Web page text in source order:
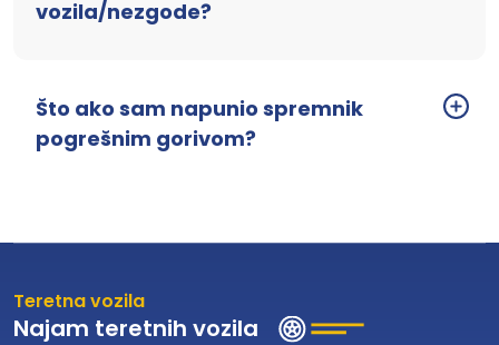
vozila/nezgode?
Što ako sam napunio spremnik
pogrešnim gorivom?
Teretna vozila
Najam teretnih vozila